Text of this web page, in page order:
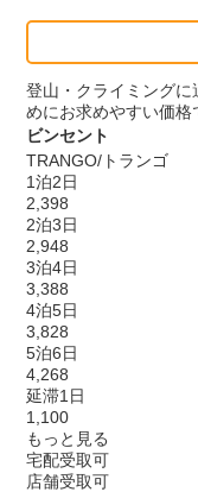
登山・クライミング
めにお求めやすい価格
ビンセント
TRANGO/トランゴ
1泊2日
2,398
2泊3日
2,948
3泊4日
3,388
4泊5日
3,828
5泊6日
4,268
延滞1日
1,100
もっと見る
宅配受取可
店舗受取可